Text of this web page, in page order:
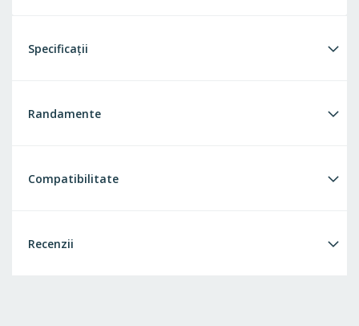
Specificații
Randamente
Compatibilitate
Recenzii